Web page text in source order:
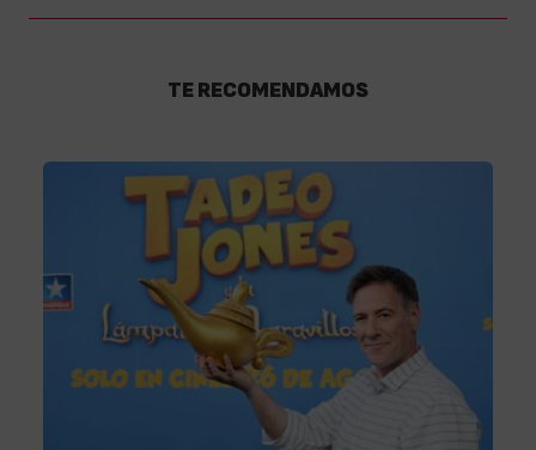
TE RECOMENDAMOS